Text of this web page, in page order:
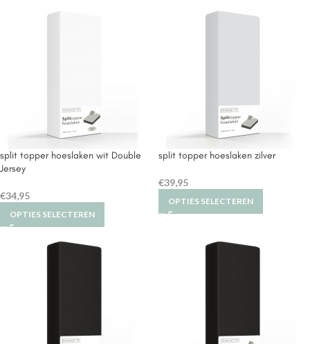
split topper hoeslaken wit Double
Jersey
€34,95
OPTIES SELECTEREN
split topper hoeslaken zilver
€39,95
OPTIES SELECTEREN